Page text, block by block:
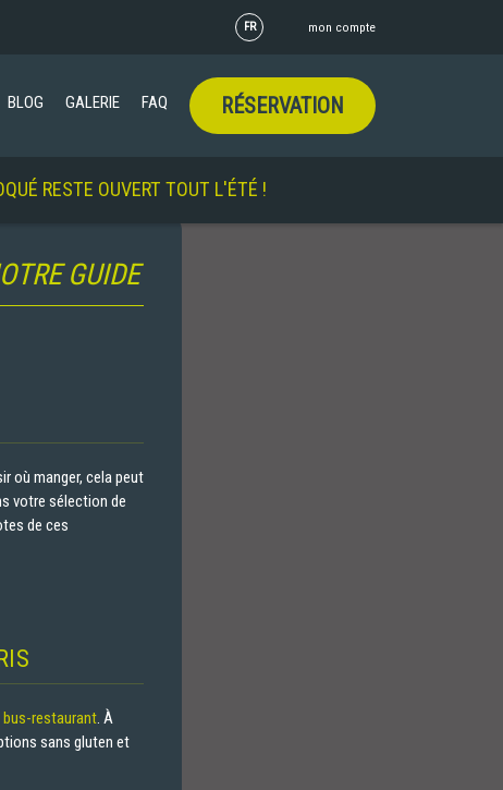
FR mon compte
BLOG GALERIE FAQ RÉSERVATION
TOUT L'ÉTÉ !
GUIDE
où manger, cela peut
votre sélection de
de ces
bus-restaurant. À
sans gluten et